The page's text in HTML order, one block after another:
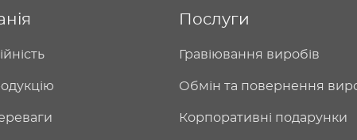
Послуги
Гравіювання виробів
Обмін та повернення
Корпоративні подарунки